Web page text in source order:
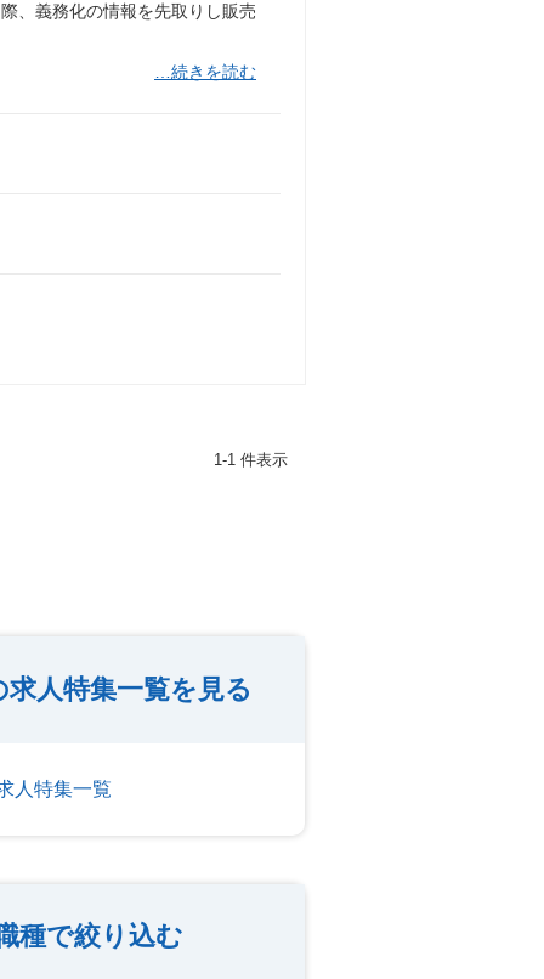
、義務化の情報を先取りし販売
…続きを読む
1-1 件表示
人特集一覧を見る
人特集一覧
種で絞り込む